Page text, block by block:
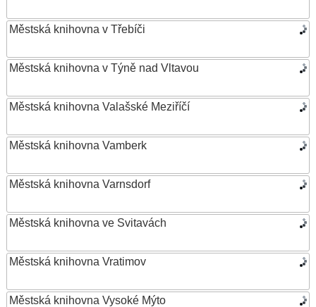
Městská knihovna v Třebíči
Městská knihovna v Týně nad Vltavou
Městská knihovna Valašské Meziříčí
Městská knihovna Vamberk
Městská knihovna Varnsdorf
Městská knihovna ve Svitavách
Městská knihovna Vratimov
Městská knihovna Vysoké Mýto